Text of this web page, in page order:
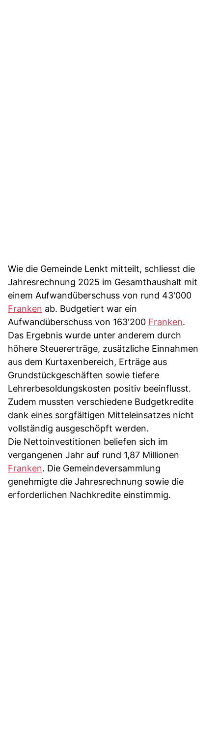
Wie die Gemeinde Lenkt mitteilt, schliesst die
Jahresrechnung 2025 im Gesamthaushalt mit
einem Aufwandüberschuss von rund 43'000
Franken ab. Budgetiert war ein
Aufwandüberschuss von 163'200 Franken.
Das Ergebnis wurde unter anderem durch
höhere Steuererträge, zusätzliche Einnahmen
aus dem Kurtaxenbereich, Erträge aus
Grundstückgeschäften sowie tiefere
Lehrerbesoldungskosten positiv beeinflusst.
Zudem mussten verschiedene Budgetkredite
dank eines sorgfältigen Mitteleinsatzes nicht
vollständig ausgeschöpft werden.
Die Nettoinvestitionen beliefen sich im
vergangenen Jahr auf rund 1,87 Millionen
Franken. Die Gemeindeversammlung
genehmigte die Jahresrechnung sowie die
erforderlichen Nachkredite einstimmig.